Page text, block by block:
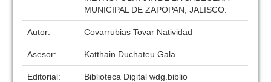
MUNICIPAL DE ZAPOPAN, JALISCO.
Autor: Covarrubias Tovar Natividad
Asesor: Katthain Duchateu Gala
Editorial:
Biblioteca Digital wdg.biblio